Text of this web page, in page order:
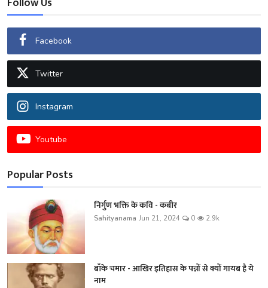
Facebook
Twitter
Instagram
Youtube
Popular Posts
निर्गुण भक्ति के कवि - कबीर
Sahityanama Jun 21, 2024 0 2.9k
बाँके चमार - आखिर इतिहास के पन्नों से क्यों गायब है ये
नाम